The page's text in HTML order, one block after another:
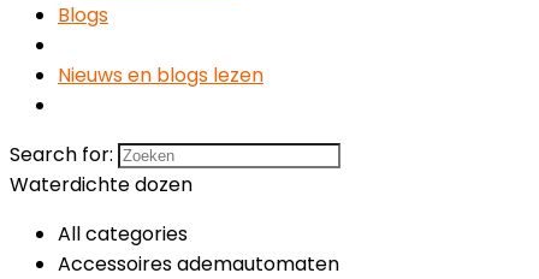
Blogs
Nieuws en blogs lezen
Search for:
Waterdichte dozen
All categories
Accessoires ademautomaten